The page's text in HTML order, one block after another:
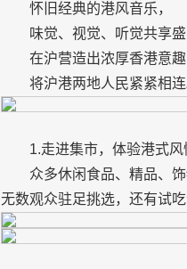
怀旧经典的港风音乐，
味觉、视觉、听觉共享盛
在沪营造出浓厚香港意趣
将沪港两地人民紧紧相连
1.走进集市，体验港式风
众多休闲食品、精品、
无数观众驻足挑选，还有试